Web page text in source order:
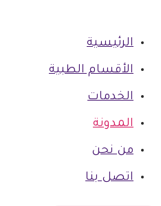
الرئيسية
الأقسام الطبية
الخدمات
المدونة
من نحن
اتصل بنا